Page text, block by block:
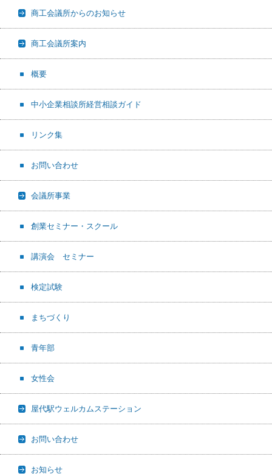
商工会議所からのお知らせ
商工会議所案内
概要
中小企業相談所経営相談ガイド
リンク集
お問い合わせ
会議所事業
創業セミナー・スクール
講演会 セミナー
検定試験
まちづくり
青年部
女性会
屋代駅ウェルカムステーション
お問い合わせ
お知らせ